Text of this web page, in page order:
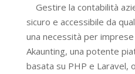
Gestire la contabilità
sicuro e accessibile da
una necessità per
Akaunting, una potente
basata su PHP e Laravel,